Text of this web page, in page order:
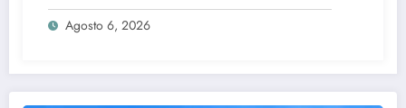
Agosto 6, 2026